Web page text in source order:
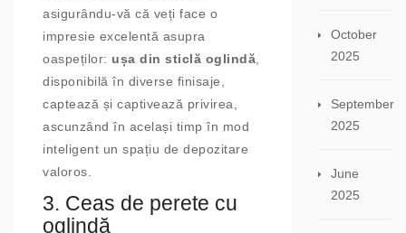
asigurându-vă că veți face o
impresie excelentă asupra
oaspeților: ușa din sticlă oglindă,
disponibilă în diverse finisaje,
captează și captivează privirea,
ascunzând în același timp în mod
inteligent un spațiu de depozitare
valoros.
3. Ceas de perete cu
oglindă
October
2025
September
2025
June
2025